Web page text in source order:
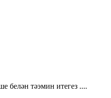
белән тәэмин итегез ....